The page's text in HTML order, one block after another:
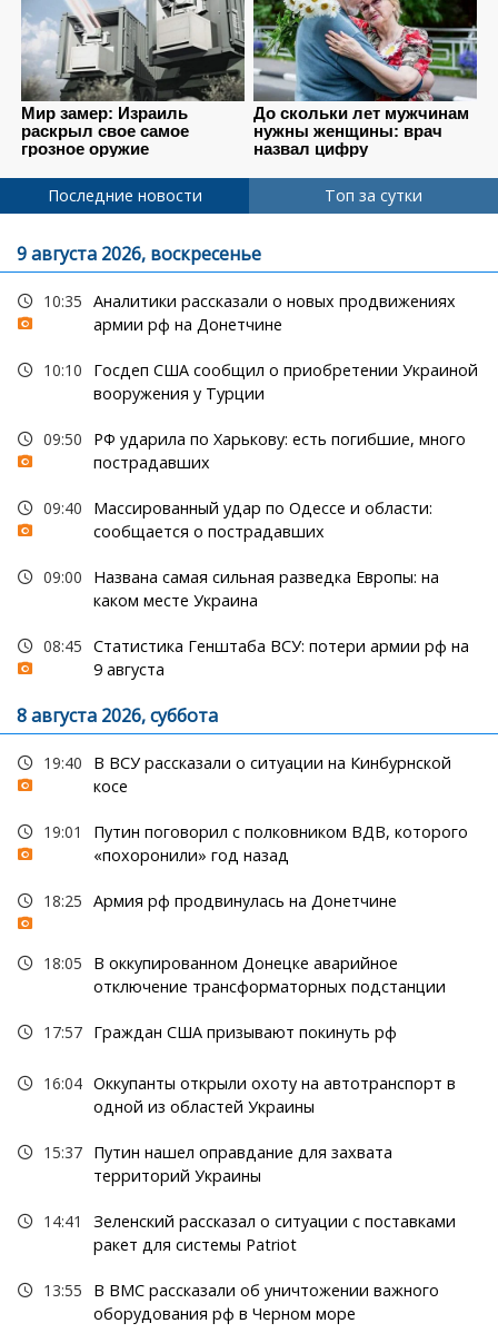
Последние новости Топ за сутки
9 августа 2026, воскресенье
10:35 Аналитики рассказали о новых продвижениях
армии рф на Донетчине
10:10
Госдеп США сообщил о приобретении Украиной
вооружения у Турции
09:50
РФ ударила по Харькову: есть погибшие, много
пострадавших
09:40
Массированный удар по Одессе и области:
сообщается о пострадавших
09:00
Названа самая сильная разведка Европы: на
каком месте Украина
08:45 Статистика Генштаба ВСУ: потери армии рф на
9 августа
8 августа 2026, суббота
19:40
В ВСУ рассказали о ситуации на Кинбурнской
косе
19:01
Путин поговорил с полковником ВДВ, которого
«похоронили» год назад
18:25 Армия рф продвинулась на Донетчине
18:05
В оккупированном Донецке аварийное
отключение трансформаторных подстанции
17:57 Граждан США призывают покинуть рф
16:04 Оккупанты открыли охоту на автотранспорт в
одной из областей Украины
15:37 Путин нашел оправдание для захвата
территорий Украины
14:41
Зеленский рассказал о ситуации с поставками
ракет для системы Patriot
13:55
В ВМС рассказали об уничтожении важного
оборудования рф в Черном море